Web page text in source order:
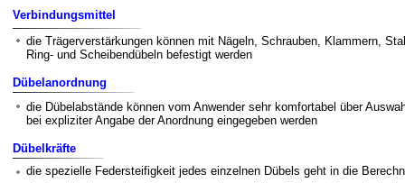
Verbindungsmittel
die Trägerverstärkungen können mit Nägeln, Schrauben, Klammern,
Ring- und Scheibendübeln befestigt werden
Dübelanordnung
die Dübelabstände können vom Anwender sehr komfortabel über
bei expliziter Angabe der Anordnung eingegeben werden
Dübelkräfte
die spezielle Federsteifigkeit jedes einzelnen Dübels geht in die